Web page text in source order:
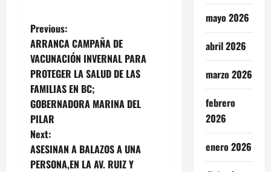
P
o
s
t
n
a
Previous:
ARRANCA CAMPAÑA DE
VACUNACIÓN INVERNAL PARA
PROTEGER LA SALUD DE LAS
FAMILIAS EN BC;
GOBERNADORA MARINA DEL
PILAR
Next:
ASESINAN A BALAZOS A UNA
PERSONA,EN LA AV. RUIZ Y
mayo 2026
abril 2026
marzo 2026
febrero
2026
enero 2026